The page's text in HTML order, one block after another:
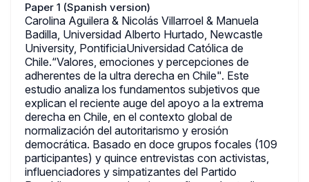
Paper 1 (Spanish version)
Carolina Aguilera & Nicolás Villarroel & Manuela
Badilla, Universidad Alberto Hurtado, Newcastle
University, PontificiaUniversidad Católica de
Chile.“Valores, emociones y percepciones de
adherentes de la ultra derecha en Chile". Este
estudio analiza los fundamentos subjetivos que
explican el reciente auge del apoyo a la extrema
derecha en Chile, en el contexto global de
normalización del autoritarismo y erosión
democrática. Basado en doce grupos focales (109
participantes) y quince entrevistas con activistas,
influenciadores y simpatizantes del Partido